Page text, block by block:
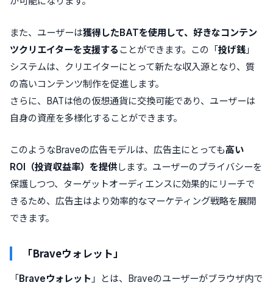
また、 ユーザーは獲得したBATを使用して、好きなコンテン
ツクリエイターを支援する ことができます。この「投げ銭 」
システムは、クリエイターにとって新たな収入源となり、質
の高いコンテンツ制作を促進します。
さらに、BATは他の仮想通貨に交換可能であり、ユーザーは
自身の資産を多様化することができます。
このようなBraveの広告モデルは、 広告主にとっても高い
ROI（投資収益率）を提供します。ユーザーのプライバシーを
保護しつつ、ターゲットオーディエンスに効果的にリーチで
きるため、広告主はより効率的なマーケティング戦略を展開
できます。
「Braveウォレット」
「Braveウォレット 」とは、 Braveのユーザーがブラウザ内で